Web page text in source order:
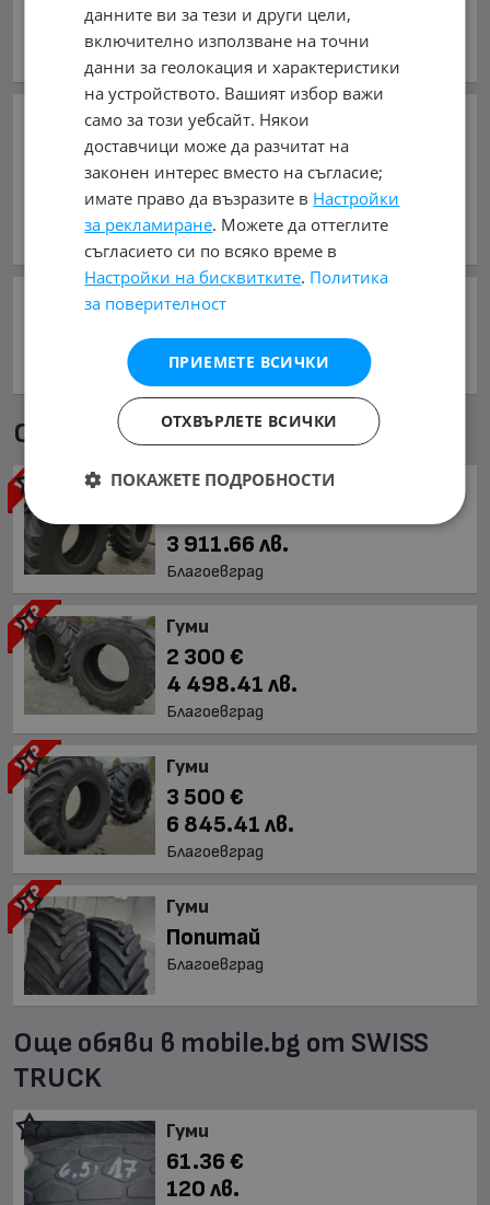
от 12.11.2007г.
Виж всички обяви на дилъра
Добави в Бележника
Копирай линка
Съобщи за нередност
Сподели:
Още обяви в mobile.bg
Гуми
2 000 €
3 911.66 лв.
Благоевград
Гуми
2 300 €
4 498.41 лв.
Благоевград
Гуми
3 500 €
6 845.41 лв.
Благоевград
Гуми
Попитай
Благоевград
Още обяви в mobile.bg от SWISS
TRUCK
Гуми
61.36 €
120 лв.
данните ви за тези и други цели,
включително използване на точни
данни за геолокация и характеристики
на устройството. Вашият избор важи
само за този уебсайт. Някои
доставчици може да разчитат на
законен интерес вместо на съгласие;
имате право да възразите в Настройки
за рекламиране. Можете да оттеглите
съгласието си по всяко време в
Настройки на бисквитките. Политика
за поверителност
ПРИЕМЕТЕ ВСИЧКИ
ОТХВЪРЛЕТЕ ВСИЧКИ
ПОКАЖЕТЕ ПОДРОБНОСТИ